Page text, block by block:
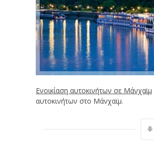
Ενοικίαση αυτοκινήτων σε Μάνχαϊμ
αυτοκινήτων στο Μάνχαϊμ.